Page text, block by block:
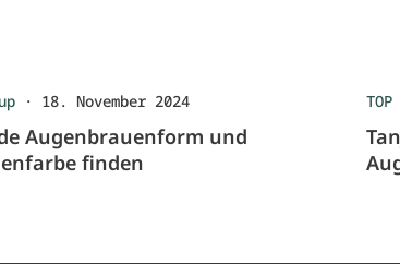
· 18. November 2024
Augenbrauenform und
finden